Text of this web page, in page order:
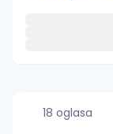
18 oglasa